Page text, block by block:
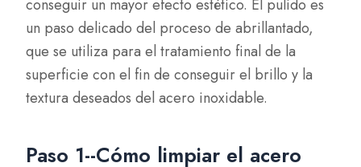
conseguir un mayor efecto estético. El pulido es
un paso delicado del proceso de abrillantado,
que se utiliza para el tratamiento final de la
superficie con el fin de conseguir el brillo y la
textura deseados del acero inoxidable.
Paso 1--Cómo limpiar el acero